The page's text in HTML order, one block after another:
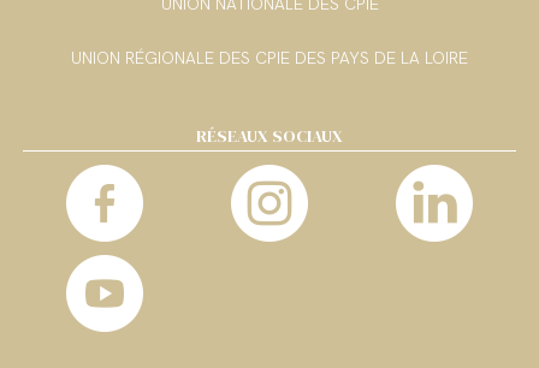
UNION RÉGIONALE DES CPIE DES PAYS DE LA LOIRE
RÉSEAUX SOCIAUX